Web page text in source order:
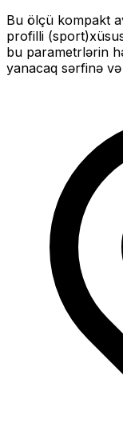
Bu ölçü kompakt
profilli (sport)
bu parametrlərin
yanacaq sərfinə